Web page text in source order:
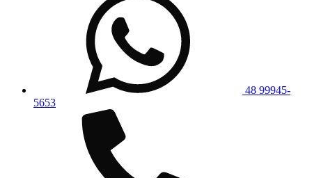
48 99945-
5653